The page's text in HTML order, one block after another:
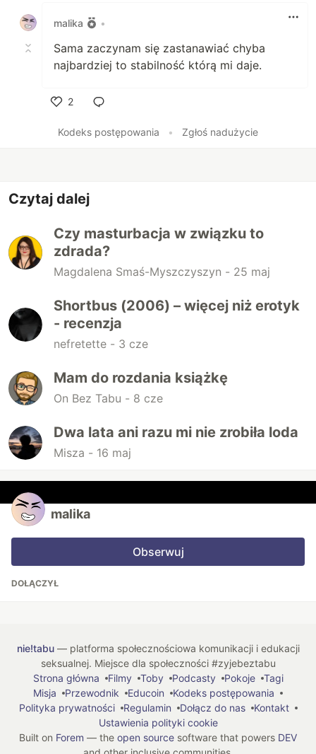
malika
•
Sama zaczynam się zastanawiać chyba
najbardziej to stabilność którą mi daje.
2
Kodeks postępowania
• Zgłoś nadużycie
Czytaj dalej
Czy masturbacja w związku to
zdrada?
Magdalena Smaś-Myszczyszyn - 25 maj
Shortbus (2006) – więcej niż erotyk
- recenzja
nefretette - 3 cze
Mam do rozdania książkę
On Bez Tabu - 8 cze
Dwa lata ani razu mi nie zrobiła loda
Misza - 16 maj
malika
Obserwuj
DOŁĄCZYŁ
nie!tabu— platforma społecznościowa komunikacji i edukacji
seksualnej. Miejsce dla społeczności #zyjebeztabu
Strona główna
Filmy Toby Podcasty Pokoje
Tagi
Misja
Przewodnik Educoin
Kodeks postępowania
Polityka prywatności
Regulamin Dołącz do nas
Kontakt
Ustawienia polityki cookie
Built on Forem — the open source software that powers DEV